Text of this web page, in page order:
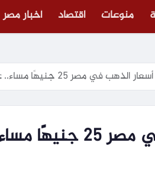
منوعات اقتصاد أخبار مصر
مصر 25 جنيهًا مساء.. عيار 21 يسجل 6600 جنيه -جريدة المال